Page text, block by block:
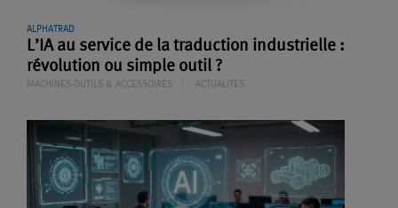
ALPHATRAD
L’IA au service de la traduction industrielle :
révolution ou simple outil ?
MACHINES-OUTILS & ACCESSOIRES ACTUALITES